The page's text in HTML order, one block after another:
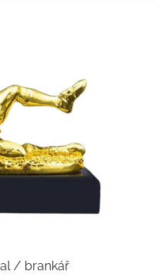
/ brankář